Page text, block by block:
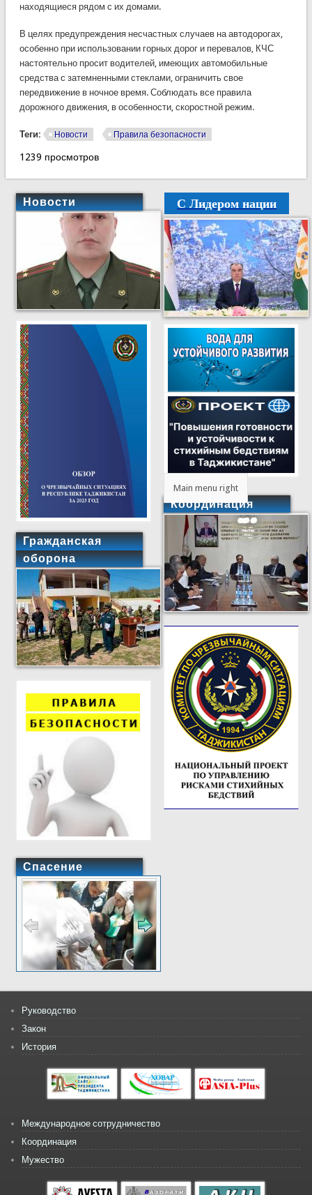
находящиеся рядом с их домами.
В целях предупреждения несчастных случаев на автодорогах,
особенно при использовании горных дорог и перевалов, КЧС
настоятельно просит водителей, имеющих автомобильные
средства с затемненными стеклами, ограничить свое
передвижение в ночное время. Соблюдать все правила
дорожного движения, в особенности, скоростной режим.
Теги: Новости Правила безопасности
1239 просмотров
Новости
Гражданская
оборона
Спасение
С Лидером нации
Main menu right
Координация
Руководство
Закон
История
Международное сотрудничество
Координация
Мужество